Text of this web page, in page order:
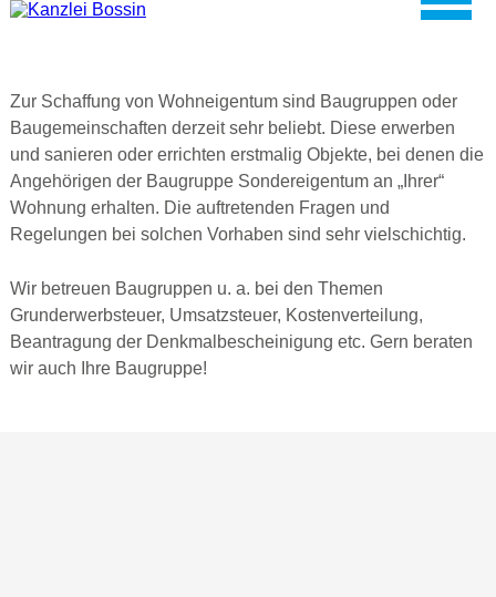
Zur Schaffung von Wohneigentum sind Baugruppen oder
Baugemeinschaften derzeit sehr beliebt. Diese erwerben
und sanieren oder errichten erstmalig Objekte, bei denen die
Angehörigen der Baugruppe Sondereigentum an „Ihrer“
Wohnung erhalten. Die auftretenden Fragen und
Regelungen bei solchen Vorhaben sind sehr vielschichtig.
Wir betreuen Baugruppen u. a. bei den Themen
Grunderwerbsteuer, Umsatzsteuer, Kostenverteilung,
Beantragung der Denkmalbescheinigung etc. Gern beraten
wir auch Ihre Baugruppe!